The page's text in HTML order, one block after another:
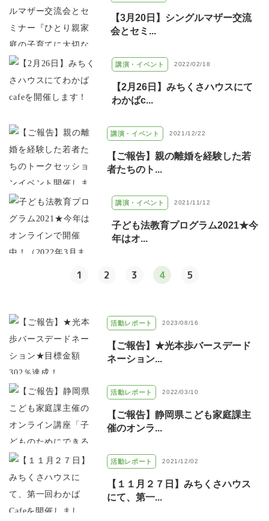
【3月20日】シングルマザー交流
会とセミ...
講演・イベント 2022/02/18
【2月26日】みちくさハウスにて
わかばc...
講演・イベント 2021/12/22
【ご報告】親の離婚を経験した若
者たちのト...
講演・イベント 2021/11/12
子ども法教育プログラム2021★今
年はオ...
1 2 3 4 5
活動レポート 2023/08/16
【ご報告】★光本歩バースデード
ネーション...
活動レポート 2022/03/10
【ご報告】静岡県こども家庭課主
催のオンラ...
活動レポート 2021/12/02
【１１月２７日】みちくさハウス
にて、第一...